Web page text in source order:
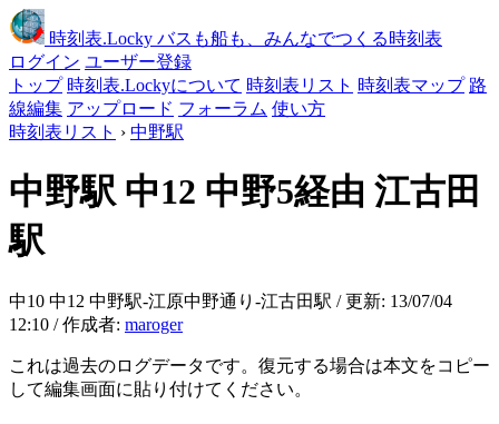
時刻表.Locky バスも船も、みんなでつくる時刻表
ログイン ユーザー登録
トップ 時刻表.Lockyについて 時刻表リスト 時刻表マップ 路
線編集 アップロード フォーラム 使い方
時刻表リスト › 中野駅
中野駅 中12 中野5経由 江古田
駅
中10 中12 中野駅-江原中野通り-江古田駅 / 更新: 13/07/04
12:10 / 作成者: maroger
これは過去のログデータです。復元する場合は本文をコピー
して編集画面に貼り付けてください。